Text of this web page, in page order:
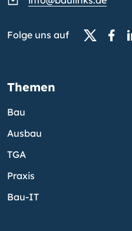
Folge uns auf
Themen
Bau
Ausbau
TGA
Praxis
Bau-IT